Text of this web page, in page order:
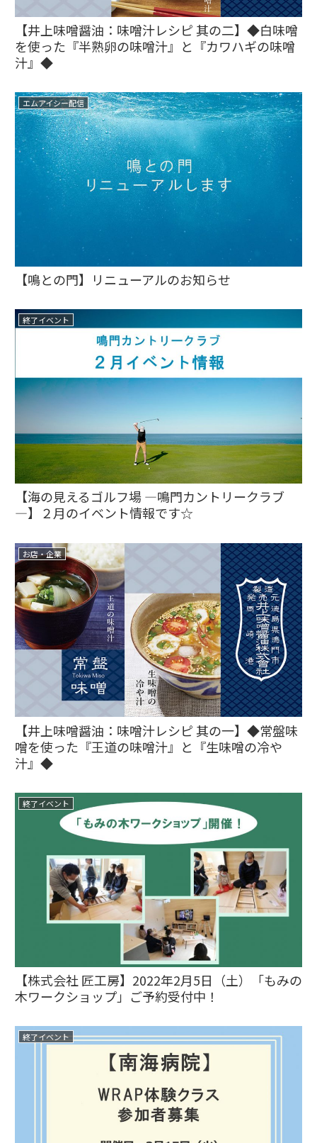
【井上味噌醤油：味噌汁レシピ 其の二】◆白味噌
を使った『半熟卵の味噌汁』と『カワハギの味噌
汁』◆
【鳴との門】リニューアルのお知らせ
エムアイシー配信
【海の見えるゴルフ場 ―鳴門カントリークラブ
―】２月のイベント情報です☆
終了イベント
【井上味噌醤油：味噌汁レシピ 其の一】◆常盤味
噌を使った『王道の味噌汁』と『生味噌の冷や
汁』◆
お店・企業
【株式会社 匠工房】2022年2月5日（土）「もみの
木ワークショップ」ご予約受付中！
終了イベント
終了イベント